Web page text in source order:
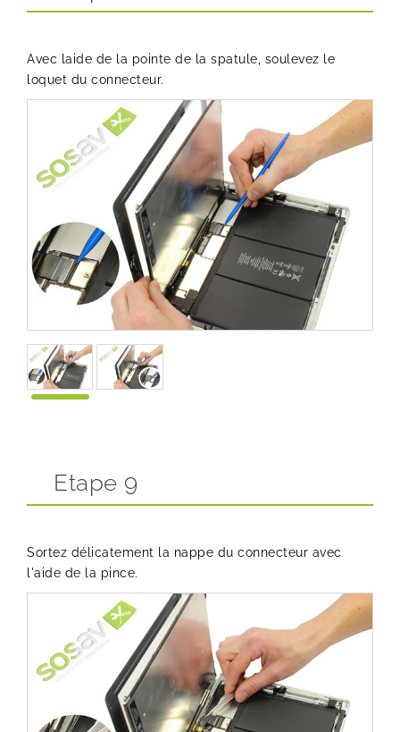
Avec laide de la pointe de la spatule, soulevez le
loquet du connecteur.
Etape 9
Sortez délicatement la nappe du connecteur avec
l'aide de la pince.